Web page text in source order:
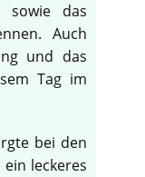
sowie das
Auch
und das
Tag im
bei den
leckeres